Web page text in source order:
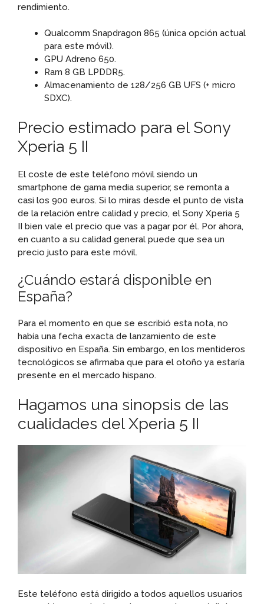
rendimiento.
Qualcomm Snapdragon 865 (única opción actual
para este móvil).
GPU Adreno 650.
Ram 8 GB LPDDR5.
Almacenamiento de 128/256 GB UFS (+ micro
SDXC).
Precio estimado para el Sony
Xperia 5 II
El coste de este teléfono móvil siendo un
smartphone de gama media superior, se remonta a
casi los 900 euros. Si lo miras desde el punto de vista
de la relación entre calidad y precio, el Sony Xperia 5
II bien vale el precio que vas a pagar por él. Por ahora,
en cuanto a su calidad general puede que sea un
precio justo para este móvil.
¿Cuándo estará disponible en
España?
Para el momento en que se escribió esta nota, no
había una fecha exacta de lanzamiento de este
dispositivo en España. Sin embargo, en los mentideros
tecnológicos se afirmaba que para el otoño ya estaría
presente en el mercado hispano.
Hagamos una sinopsis de las
cualidades del Xperia 5 II
Este teléfono está dirigido a todos aquellos usuarios